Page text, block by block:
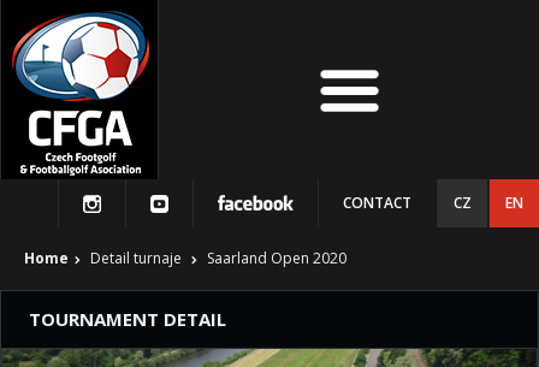
CONTACT CZ EN
Home Detail turnaje Saarland Open 2020
TOURNAMENT DETAIL